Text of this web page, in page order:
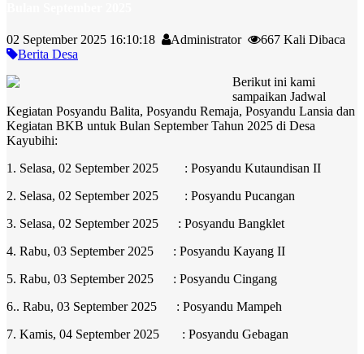
02 September 2025 16:10:18 Administrator
667 Kali Dibaca
Berita Desa
Berikut ini kami
sampaikan Jadwal
Kegiatan Posyandu Balita, Posyandu Remaja, Posyandu Lansia dan
Kegiatan BKB untuk Bulan September Tahun 2025 di Desa
Kayubihi:
1. Selasa, 02 September 2025 : Posyandu Kutaundisan II
2. Selasa, 02 September 2025 : Posyandu Pucangan
3. Selasa, 02 September 2025 : Posyandu Bangklet
4. Rabu, 03 September 2025 : Posyandu Kayang II
5. Rabu, 03 September 2025 : Posyandu Cingang
6.. Rabu, 03 September 2025 : Posyandu Mampeh
7. Kamis, 04 September 2025 : Posyandu Gebagan